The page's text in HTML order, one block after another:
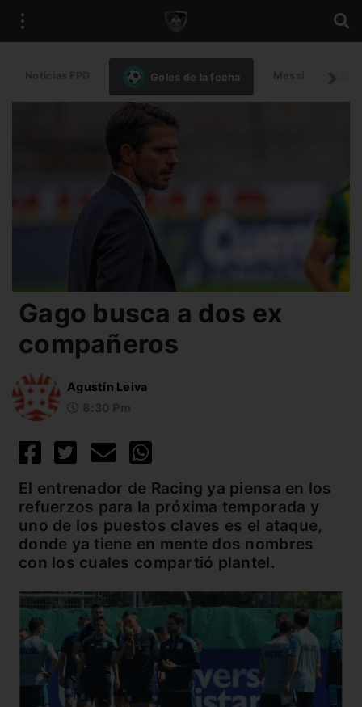
Goles de la fecha
Gago busca a dos ex
compañeros
Agustín Leiva
El entrenador de Racing ya piensa en los
refuerzos para la próxima temporada y
uno de los puestos claves es el ataque,
donde ya tiene en mente dos nombres
con los cuales compartió plantel.